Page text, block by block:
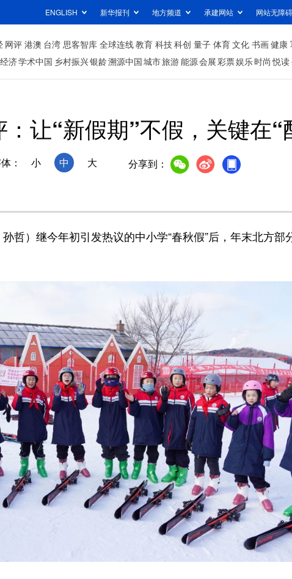
ENGLISH 新华报刊 地方频道 承建网站 网站无障碍
网评 港澳 台湾 思客智库 全球连线教育 科技科创 量子 体育文化 书画健康
济学术中国 乡村振兴银龄溯源中国城市旅游能源会展彩票娱乐时尚 悦读
让“新假期”不假，关键在“
： 小 中 大 分享到：
哲）继今年初引发热议的中小学“春秋假”后，年末北方部